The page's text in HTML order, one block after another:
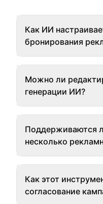
Как ИИ
бронирования
Можно ли
генерации ИИ?
Поддерживаются
несколько
Как этот
согласование